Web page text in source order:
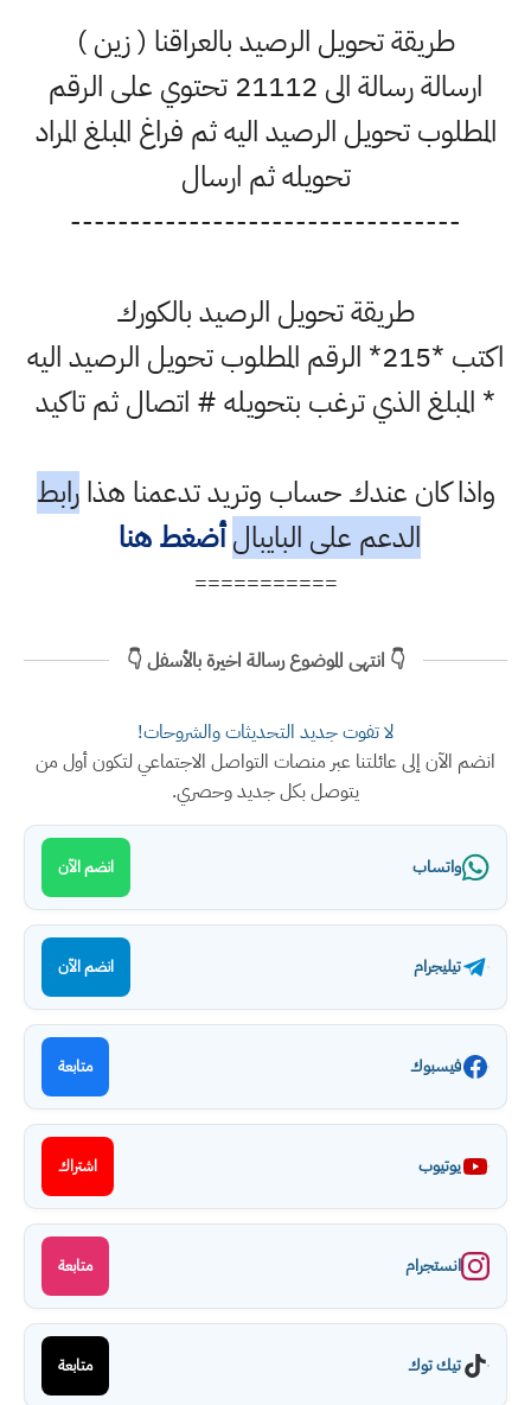
طريقة تحويل الرصيد بالعراقنا ( زين )
ارسالة رسالة الى 21112 تحتوي على الرقم
المطلوب تحويل الرصيد اليه ثم فراغ المبلغ المراد
تحويله ثم ارسال
---------------------------------
طريقة تحويل الرصيد بالكورك
اكتب *215* الرقم المطلوب تحويل الرصيد اليه
* المبلغ الذي ترغب بتحويله # اتصال ثم تاكيد
واذا كان عندك حساب وتريد تدعمنا هذارابط
الدعم على البايبال أضغط هنا
===========
👇 انتهى الموضوع رسالة اخيرة بالأسفل 👇
لا تفوت جديد التحديثات والشروحات!
انضم الآن إلى عائلتنا عبر منصات التواصل الاجتماعي لتكون أول من
يتوصل بكل جديد وحصري.
واتساب انضم الآن
تيليجرام انضم الآن
فيسبوك متابعة
يوتيوب اشتراك
انستجرام متابعة
تيك توك متابعة